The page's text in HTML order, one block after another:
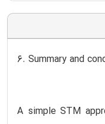
6. Summary and
A simple STM